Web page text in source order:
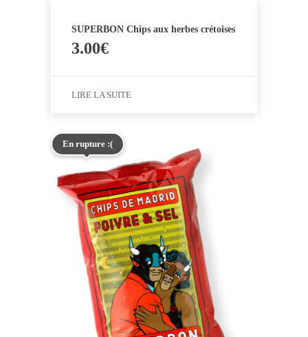
SUPERBON Chips aux herbes crétoises
3.00€
LIRE LA SUITE
En rupture :(